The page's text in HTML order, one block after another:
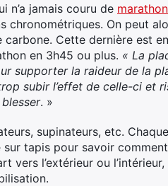
n’a jamais couru de marathon
On peut
carbone. Cette dernière est
en 3h45 ou plus. « La
supporter la raideur de la
subir l’effet de celle-ci et
. »
supinateurs, etc.
tapis pour savoir
vers l’extérieur ou